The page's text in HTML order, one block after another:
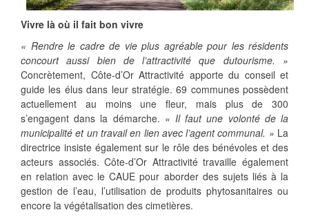
Vivre là où il fait bon vivre
« Rendre le cadre de vie plus agréable pour les résidents
concourt aussi bien de l’attractivité que dutourisme. »
Concrètement, Côte-d’Or Attractivité apporte du conseil et
guide les élus dans leur stratégie. 69 communes possèdent
actuellement au moins une fleur, mais plus de 300
s’engagent dans la démarche. « Il faut une volonté de la
municipalité et un travail en lien avec l’agent communal. » La
directrice insiste également sur le rôle des bénévoles et des
acteurs associés. Côte-d’Or Attractivité travaille également
en relation avec le CAUE pour aborder des sujets liés à la
gestion de l’eau, l’utilisation de produits phytosanitaires ou
encore la végétalisation des cimetières.